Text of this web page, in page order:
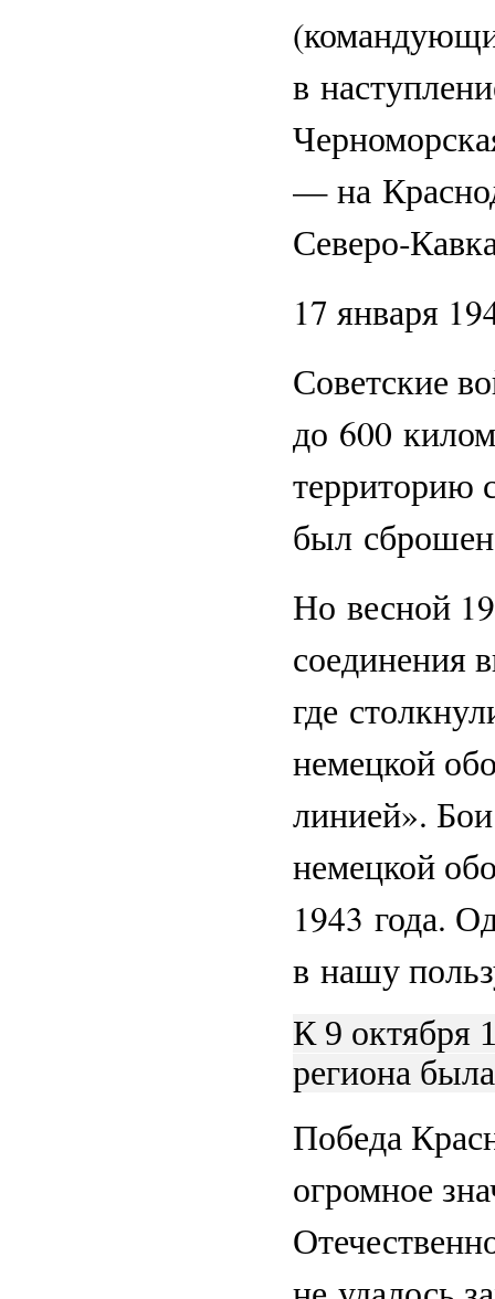
в
— на
17 января
Советские
до 600
территорию
был
Но весной
соединения
где
немецкой
линией».
немецкой
1943 года.
в нашу
К 9 октября
региона
Победа
огромное